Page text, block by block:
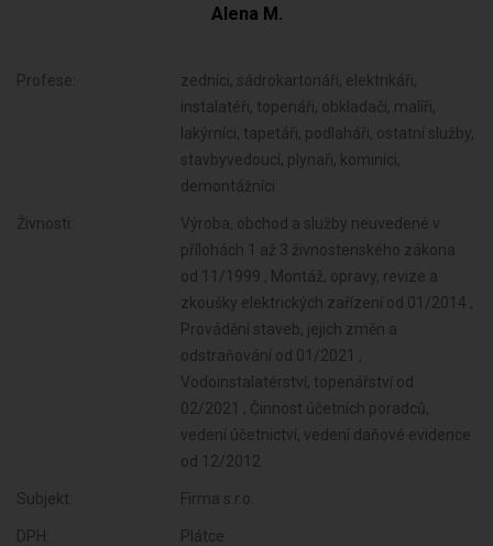
Alena M.
Profese:
zedníci, sádrokartonáři, elektrikáři,
instalatéři, topenáři, obkladači, malíři,
lakýrníci, tapetáři, podlaháři, ostatní služby,
stavbyvedoucí, plynaři, kominíci,
demontážníci
Živnosti:
Výroba, obchod a služby neuvedené v
přílohách 1 až 3 živnostenského zákona
od 11/1999 , Montáž, opravy, revize a
zkoušky elektrických zařízení od 01/2014 ,
Provádění staveb, jejich změn a
odstraňování od 01/2021 ,
Vodoinstalatérství, topenářství od
02/2021 , Činnost účetních poradců,
vedení účetnictví, vedení daňové evidence
od 12/2012
Subjekt: Firma s.r.o.
DPH: Plátce